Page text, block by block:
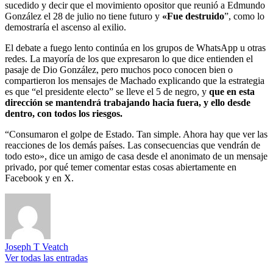
sucedido y decir que el movimiento opositor que reunió a Edmundo
González el 28 de julio no tiene futuro y «Fue destruido”, como lo
demostraría el ascenso al exilio.
El debate a fuego lento continúa en los grupos de WhatsApp u otras
redes. La mayoría de los que expresaron lo que dice entienden el
pasaje de Dio González, pero muchos poco conocen bien o
compartieron los mensajes de Machado explicando que la estrategia
es que “el presidente electo” se lleve el 5 de negro, y que en esta
dirección se mantendrá trabajando hacia fuera, y ello desde
dentro, con todos los riesgos.
“Consumaron el golpe de Estado. Tan simple. Ahora hay que ver las
reacciones de los demás países. Las consecuencias que vendrán de
todo esto», dice un amigo de casa desde el anonimato de un mensaje
privado, por qué temer comentar estas cosas abiertamente en
Facebook y en X.
Joseph T Veatch
Ver todas las entradas